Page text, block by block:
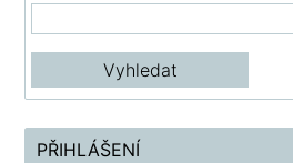
PŘIHLÁŠENÍ